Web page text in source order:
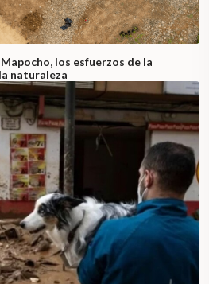
los esfuerzos de la
naturaleza